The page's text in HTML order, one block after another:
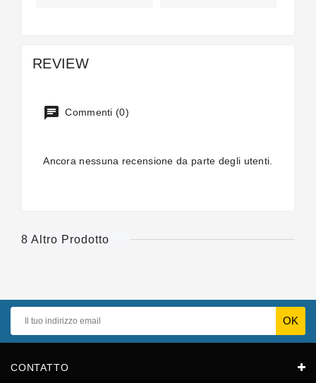
REVIEW
Commenti (0)
Ancora nessuna recensione da parte degli utenti.
8 Altro Prodotto
CONTATTO